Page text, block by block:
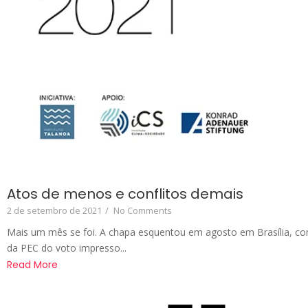
Atos de menos e conflitos demais
2 de setembro de 2021 / No Comments
Mais um mês se foi. A chapa esquentou em agosto em Brasília,
da PEC do voto impresso...
Read More